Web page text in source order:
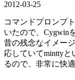
2012-03-25
コマンドプロンプ
いたので、Cygwin
昔の残念なイメー
応していてmintty
るので、非常に快